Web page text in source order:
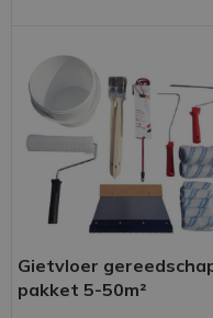
Gietvloer
pakket 5-50m²